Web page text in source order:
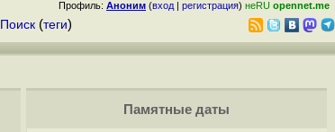
Профиль: Аноним (вход | регистрация) неRU opennet.me
Поиск (теги)
Памятные даты